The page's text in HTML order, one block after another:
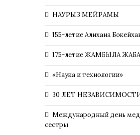
НАУРЫЗ МЕЙРАМЫ
155-летие Алихана
175-летие ЖАМБЫЛА
«Наука и технологии»
30 ЛЕТ
Международный день
сестры